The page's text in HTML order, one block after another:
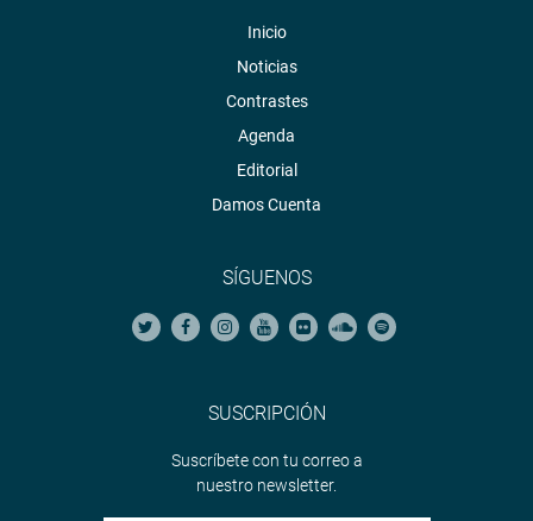
Inicio
Noticias
Contrastes
Agenda
Editorial
Damos Cuenta
SÍGUENOS
SUSCRIPCIÓN
Suscríbete con tu correo a
nuestro newsletter.